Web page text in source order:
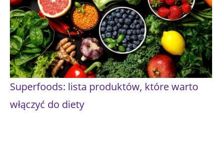
Superfoods: lista produktów, które warto
włączyć do diety